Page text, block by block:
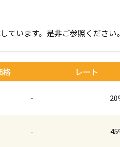
年賀状
ています。是非ご参照ください。
格 レート
- 20
-